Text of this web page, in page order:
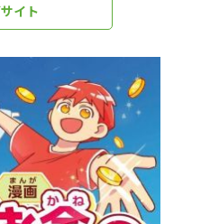
イト